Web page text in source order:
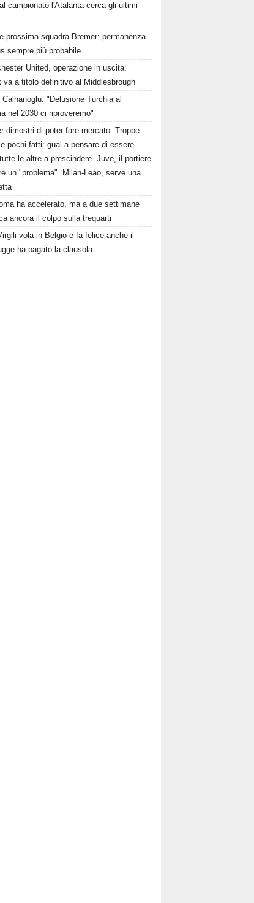
campionato l'Atalanta cerca gli ultimi
prossima squadra Bremer: permanenza
sempre più probabile
United, operazione in uscita:
va a titolo definitivo al Middlesbrough
Calhanoglu: "Delusione Turchia al
nel 2030 ci riproveremo"
dimostri di poter fare mercato. Troppe
pochi fatti: guai a pensare di essere
le altre a prescindere. Juve, il portiere
un "problema". Milan-Leao, serve una
ha accelerato, ma a due settimane
ancora il colpo sulla trequarti
vola in Belgio e fa felice anche il
ha pagato la clausola